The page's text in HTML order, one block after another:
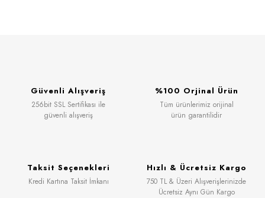
Güvenli Alışveriş
256bit SSL Sertifikası ile
güvenli alışveriş
%100 Orjinal Ürün
Tüm ürünlerimiz orijinal
ürün garantilidir
Taksit Seçenekleri
Kredi Kartına Taksit İmkanı
Hızlı & Ücretsiz Kargo
750 TL & Üzeri Alışverişlerinizde
Ücretsiz Aynı Gün Kargo